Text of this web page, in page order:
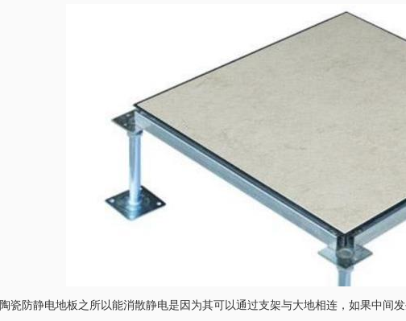
陶瓷防静电地板之所以能消散静电是因为其可以通过支架与大地相连，如果中间